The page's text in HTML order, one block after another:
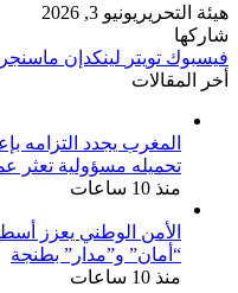
هيئة التحرير يونيو 3, 2026
شاركها
فيسبوك تويتر لينكدإن ماسنجر
أخر المقالات
المغرب يجدد التزامه
تحميله مسؤولية تعثر
منذ 10 ساعات
الأمن الوطني يعزز
“أمان” و”مدار” بطنجة
منذ 10 ساعات